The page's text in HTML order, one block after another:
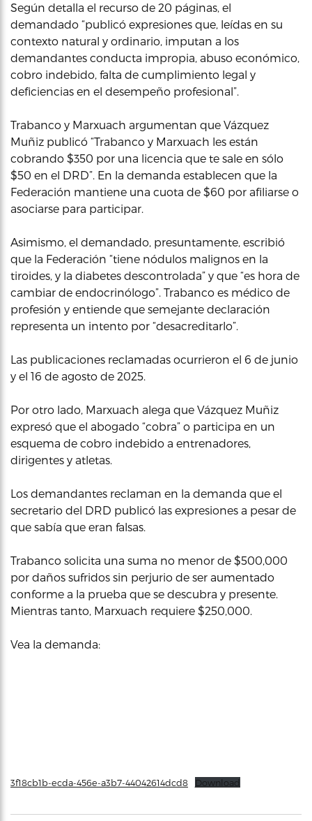
Según detalla el recurso de 20 páginas, el
demandado “publicó expresiones que, leídas en su
contexto natural y ordinario, imputan a los
demandantes conducta impropia, abuso económico,
cobro indebido, falta de cumplimiento legal y
deficiencias en el desempeño profesional”.
Trabanco y Marxuach argumentan que Vázquez
Muñiz publicó “Trabanco y Marxuach les están
cobrando $350 por una licencia que te sale en sólo
$50 en el DRD”. En la demanda establecen que la
Federación mantiene una cuota de $60 por afiliarse o
asociarse para participar.
Asimismo, el demandado, presuntamente, escribió
que la Federación “tiene nódulos malignos en la
tiroides, y la diabetes descontrolada” y que “es hora de
cambiar de endocrinólogo”. Trabanco es médico de
profesión y entiende que semejante declaración
representa un intento por “desacreditarlo”.
Las publicaciones reclamadas ocurrieron el 6 de junio
y el 16 de agosto de 2025.
Por otro lado, Marxuach alega que Vázquez Muñiz
expresó que el abogado “cobra” o participa en un
esquema de cobro indebido a entrenadores,
dirigentes y atletas.
Los demandantes reclaman en la demanda que el
secretario del DRD publicó las expresiones a pesar de
que sabía que eran falsas.
Trabanco solicita una suma no menor de $500,000
por daños sufridos sin perjurio de ser aumentado
conforme a la prueba que se descubra y presente.
Mientras tanto, Marxuach requiere $250,000.
Vea la demanda:
3f18cb1b-ecda-456e-a3b7-44042614dcd8 Download